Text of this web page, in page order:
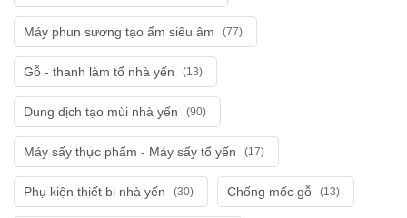
Máy phun sương tạo ẩm siêu âm (77)
Gỗ - thanh làm tổ nhà yến (13)
Dung dịch tạo mùi nhà yến (90)
Máy sấy thực phẩm - Máy sấy tổ yến (17)
Phụ kiện thiết bị nhà yến (30) Chống mốc gỗ (13)